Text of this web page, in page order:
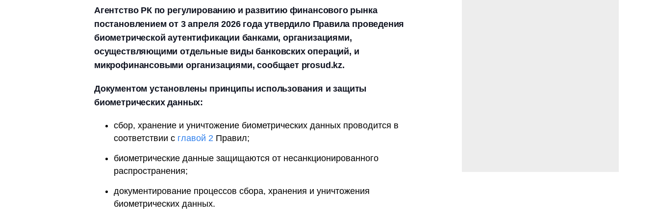
Агентство РК по регулированию и развитию финансового рынка
постановлением от 3 апреля 2026 года утвердило Правила проведения
биометрической аутентификации банками, организациями,
осуществляющими отдельные виды банковских операций, и
микрофинансовыми организациями, сообщает prosud.kz.
Документом установлены принципы использования и защиты
биометрических данных:
сбор, хранение и уничтожение биометрических данных проводится в
соответствии с главой 2 Правил;
биометрические данные защищаются от несанкционированного
распространения;
документирование процессов сбора, хранения и уничтожения
биометрических данных.